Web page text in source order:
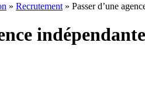
» Recrutement » Passer d’une